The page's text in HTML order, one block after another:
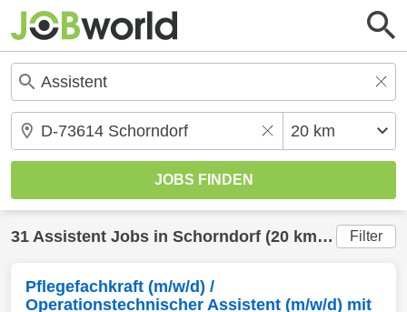
31 Assistent Jobs in Schorndorf (20 km) gefunden Filter
Pflegefachkraft (m/w/d) /
Operationstechnischer Assistent (m/w/d) mit